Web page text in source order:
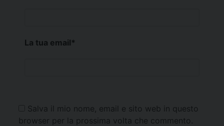
La tua email*
Salva il mio nome, email e sito web in questo
browser per la prossima volta che commento.